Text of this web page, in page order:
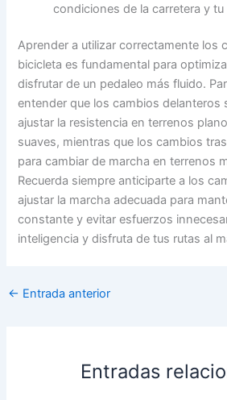
condiciones de la carretera y tu
Aprender a utilizar correctamente los
bicicleta es fundamental para
disfrutar de un pedaleo más fluido.
entender que los cambios delanteros
ajustar la resistencia en terrenos
suaves, mientras que los cambios
para cambiar de marcha en terrenos
Recuerda siempre anticiparte a los
ajustar la marcha adecuada para
constante y evitar esfuerzos
inteligencia y disfruta de tus rutas al
← Entrada anterior
Entradas